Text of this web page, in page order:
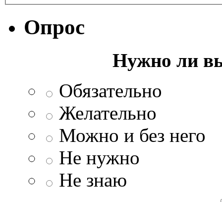
Опрос
Нужно ли
Обязательно
Желательно
Можно и без него
Не нужно
Не знаю